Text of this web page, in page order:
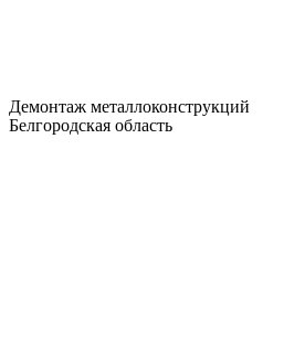
Демонтаж металлоконструкций
Белгородская область